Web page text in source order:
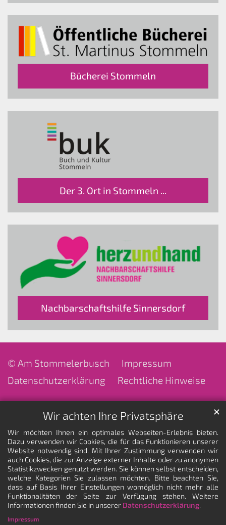
Wir achten Ihre Privatsphäre
Wir möchten Ihnen ein optimales Webseiten-Erlebnis bieten.
Dazu verwenden wir Cookies, die für das Funktionieren unserer
Website notwendig sind. Mit Ihrer Zustimmung verwenden wir
auch Cookies, die zur Anzeige externer Inhalte oder zu anonymen
Statistikzwecken genutzt werden. Sie können selbst entscheiden,
welche Kategorien Sie zulassen möchten. Bitte beachten Sie,
dass auf Basis Ihrer Einstellungen womöglich nicht mehr alle
Funktionalitäten der Seite zur Verfügung stehen. Weitere
Informationen finden Sie in unserer Datenschutzerklärung.
✕
Impressum
Bücherei Stommeln
Der 3. Ort in Stommeln ...
Nachbarschaftshilfe Sinnersdorf
© Am Stommelerbusch
Impressum
Datenschutzerklärung
Rechtliche Hinweise